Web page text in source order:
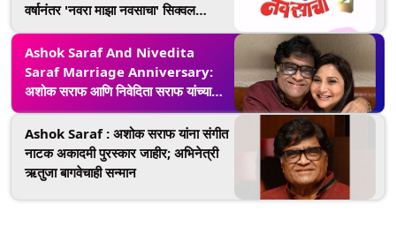
वर्षानंतर 'नवरा माझा नवसाचा' सिक्वल
प्रेक्षकांच्या भेटीला; रिलीज डेट जाहीर
Ashok Saraf And Nivedita
Saraf Marriage Anniversary:
अशोक सराफ आणि निवेदिता सराफ यांच्या
विवाहास झाली 35 वर्षे
Ashok Saraf : अशोक सराफ यांना संगीत
नाटक अकादमी पुरस्कार जाहीर; अभिनेत्री
ऋतुजा बागवेचाही सन्मान